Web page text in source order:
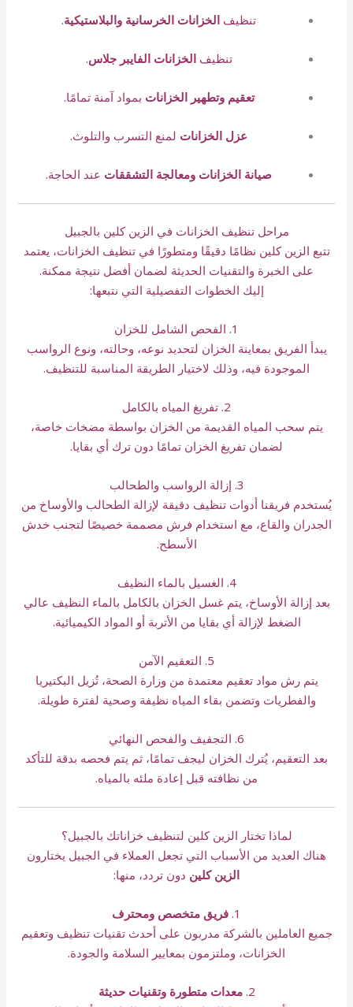
تنظيف الخزانات الخرسانية والبلاستيكية.
تنظيفالخزانات الفايبر جلاس.
تعقيم وتطهير الخزانات بمواد آمنة تمامًا.
عزل الخزانات لمنع التسرب والتلوث.
صيانة الخزانات ومعالجة التشققات عند الحاجة.
مراحل تنظيف الخزانات في الزين كلين بالجبيل
تتبع الزين كلين نظامًا دقيقًا ومتطورًا في تنظيف الخزانات، يعتمد
على الخبرة والتقنيات الحديثة لضمان أفضل نتيجة ممكنة.
إليك الخطوات التفصيلية التي نتبعها:
1. الفحص الشامل للخزان
يبدأ الفريق بمعاينة الخزان لتحديد نوعه، وحالته، ونوع الرواسب
الموجودة فيه، وذلك لاختيار الطريقة المناسبة للتنظيف.
2. تفريغ المياه بالكامل
يتم سحب المياه القديمة من الخزان بواسطة مضخات خاصة،
لضمان تفريغ الخزان تمامًا دون ترك أي بقايا.
3. إزالة الرواسب والطحالب
يُستخدم فريقنا أدوات تنظيف دقيقة لإزالة الطحالب والأوساخ من
الجدران والقاع، مع استخدام فرش مصممة خصيصًا لتجنب خدش
الأسطح.
4. الغسيل بالماء النظيف
بعد إزالة الأوساخ، يتم غسل الخزان بالكامل بالماء النظيف عالي
الضغط لإزالة أي بقايا من الأتربة أو المواد الكيميائية.
5. التعقيم الآمن
يتم رش مواد تعقيم معتمدة من وزارة الصحة، تُزيل البكتيريا
والفطريات وتضمن بقاء المياه نظيفة وصحية لفترة طويلة.
6. التجفيف والفحص النهائي
بعد التعقيم، يُترك الخزان ليجف تمامًا، ثم يتم فحصه بدقة للتأكد
من نظافته قبل إعادة ملئه بالمياه.
لماذا تختار الزين كلين لتنظيف خزاناتك بالجبيل؟
هناك العديد من الأسباب التي تجعل العملاء في الجبيل يختارون
الزين كلين دون تردد، منها:
1. فريق متخصص ومحترف
جميع العاملين بالشركة مدربون على أحدث تقنيات تنظيف وتعقيم
الخزانات، وملتزمون بمعايير السلامة والجودة.
2. معدات متطورة وتقنيات حديثة